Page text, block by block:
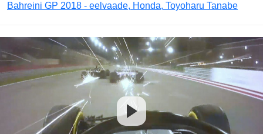
Bahreini GP 2018 - eelvaade, Honda, Toyoharu Tanabe